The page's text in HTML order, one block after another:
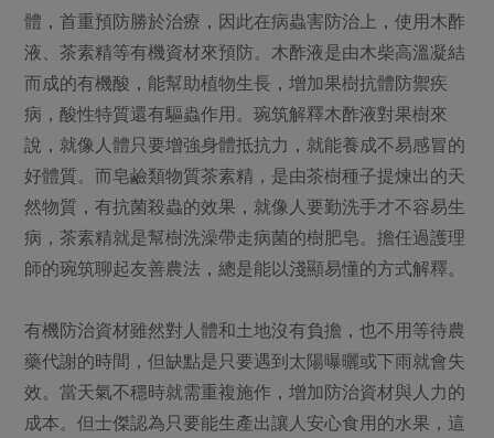
體，首重預防勝於治療，因此在病蟲害防治上，使用木酢
液、茶素精等有機資材來預防。木酢液是由木柴高溫凝結
而成的有機酸，能幫助植物生長，增加果樹抗體防禦疾
病，酸性特質還有驅蟲作用。琬筑解釋木酢液對果樹來
說，就像人體只要增強身體抵抗力，就能養成不易感冒的
好體質。而皂鹼類物質茶素精，是由茶樹種子提煉出的天
然物質，有抗菌殺蟲的效果，就像人要勤洗手才不容易生
病，茶素精就是幫樹洗澡帶走病菌的樹肥皂。擔任過護理
師的琬筑聊起友善農法，總是能以淺顯易懂的方式解釋。
有機防治資材雖然對人體和土地沒有負擔，也不用等待農
藥代謝的時間，但缺點是只要遇到太陽曝曬或下雨就會失
效。當天氣不穩時就需重複施作，增加防治資材與人力的
成本。但士傑認為只要能生產出讓人安心食用的水果，這